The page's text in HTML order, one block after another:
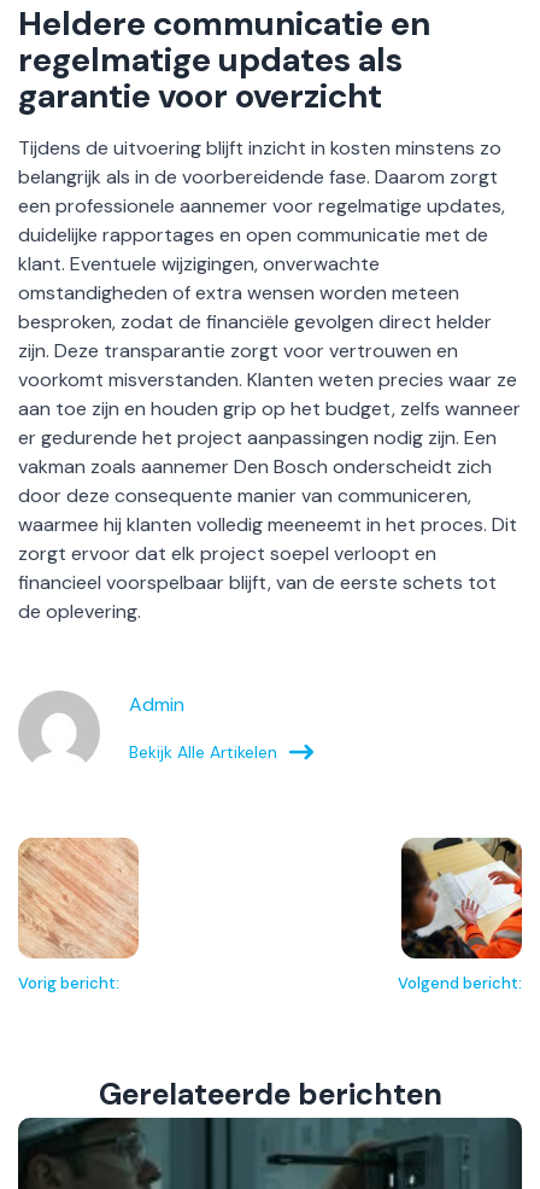
Heldere communicatie en
regelmatige updates als
garantie voor overzicht
Tijdens de uitvoering blijft inzicht in kosten minstens zo
belangrijk als in de voorbereidende fase. Daarom zorgt
een professionele aannemer voor regelmatige updates,
duidelijke rapportages en open communicatie met de
klant. Eventuele wijzigingen, onverwachte
omstandigheden of extra wensen worden meteen
besproken, zodat de financiële gevolgen direct helder
zijn. Deze transparantie zorgt voor vertrouwen en
voorkomt misverstanden. Klanten weten precies waar ze
aan toe zijn en houden grip op het budget, zelfs wanneer
er gedurende het project aanpassingen nodig zijn. Een
vakman zoals aannemer Den Bosch onderscheidt zich
door deze consequente manier van communiceren,
waarmee hij klanten volledig meeneemt in het proces. Dit
zorgt ervoor dat elk project soepel verloopt en
financieel voorspelbaar blijft, van de eerste schets tot
de oplevering.
Admin
Bekijk Alle Artikelen
Vorig bericht: Volgend bericht:
Gerelateerde berichten